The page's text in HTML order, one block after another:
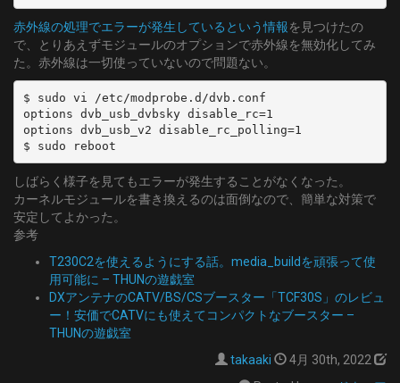
赤外線の処理でエラーが発生しているという情報を見つけたの
で、とりあえずモジュールのオプションで赤外線を無効化してみ
た。赤外線は一切使っていないので問題ない。
$ sudo vi /etc/modprobe.d/dvb.conf
options dvb_usb_dvbsky disable_rc=1
options dvb_usb_v2 disable_rc_polling=1
しばらく様子を見てもエラーが発生することがなくなった。
カーネルモジュールを書き換えるのは面倒なので、簡単な対策で
安定してよかった。
参考
T230C2を使えるようにする話。media_buildを頑張って使
用可能に – THUNの遊戯室
DXアンテナのCATV/BS/CSブースター「TCF30S」のレビュ
ー！安価でCATVにも使えてコンパクトなブースター –
THUNの遊戯室
takaaki
4月 30th, 2022